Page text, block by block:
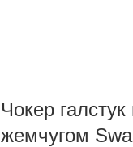
Чокер
жемчугом